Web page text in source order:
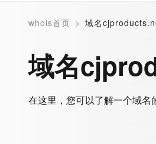
whois首页 > 域名
域名
在这里，您可以了解一个域
精选产品
人工智能与机器学习
精选解决方案
AI